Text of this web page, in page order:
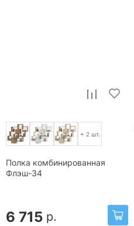
+ 2 шт.
Полка комбинированная
Флэш-34
6 715 р.